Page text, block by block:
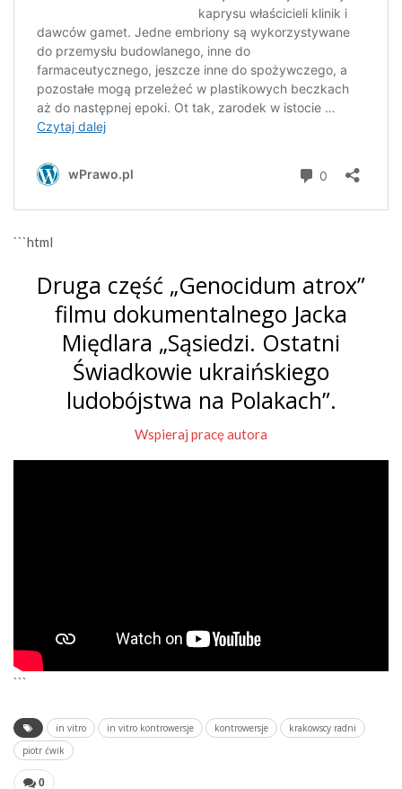
```html
Druga część „Genocidum atrox”
filmu dokumentalnego Jacka
Międlara „Sąsiedzi. Ostatni
Świadkowie ukraińskiego
ludobójstwa na Polakach”.
Wspieraj pracę autora
```
in vitro in vitro kontrowersje kontrowersje
krakowscy radni
piotr ćwik
0